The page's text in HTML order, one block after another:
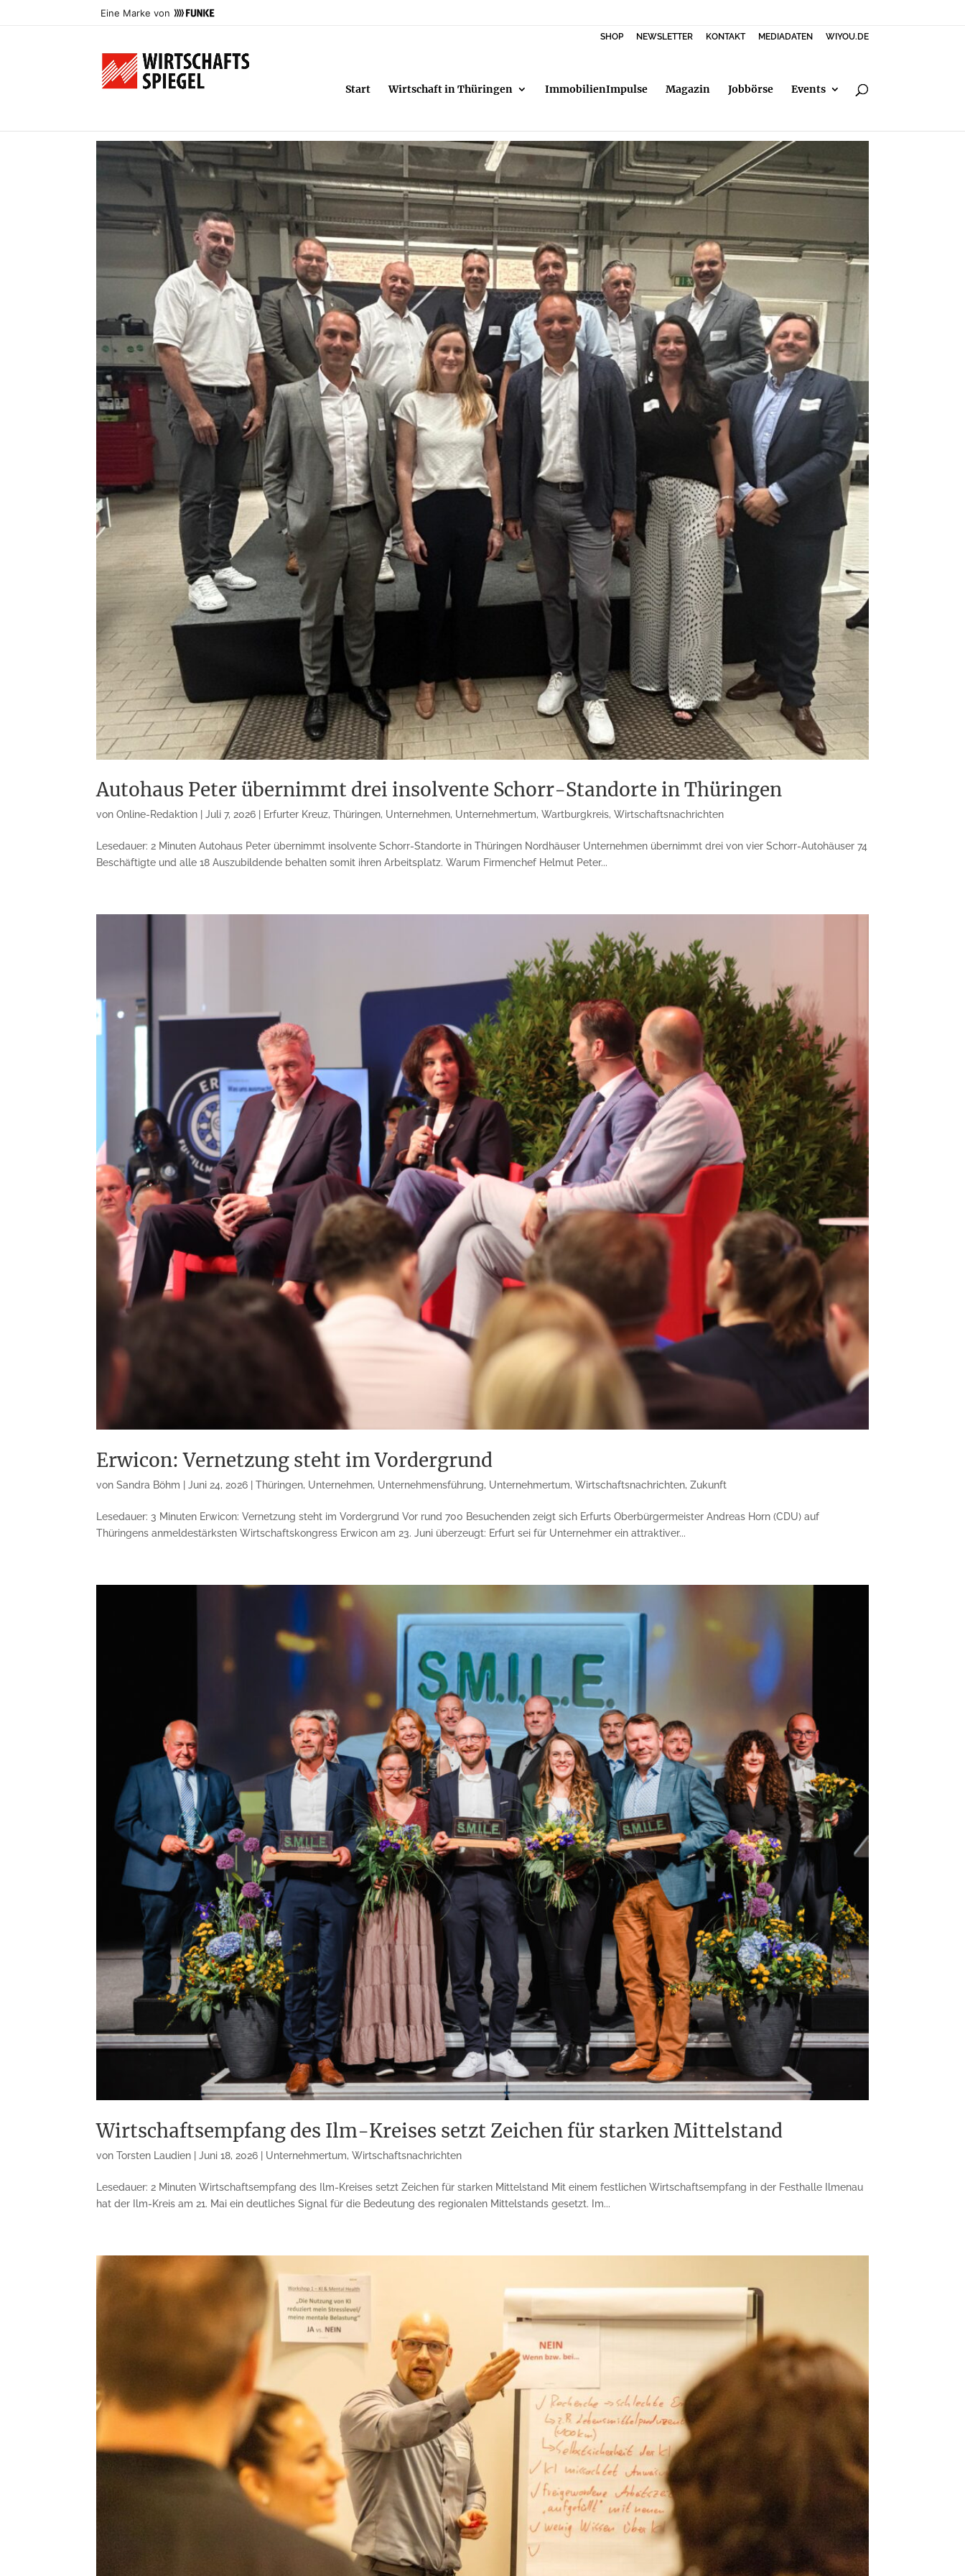
Eine Marke von
SHOP NEWSLETTER KONTAKT MEDIADATEN WIYOU.DE
Start Wirtschaft in Thüringen ImmobilienImpulse Magazin Jobbörse Events
Autohaus Peter übernimmt drei insolvente Schorr-Standorte in Thüringen
vonOnline-Redaktion |Juli 7, 2026 Erfurter Kreuz,Thüringen, Unternehmen, Unternehmertum,Wartburgkreis,Wirtschaftsnachrichten
Lesedauer: 2 Minuten Autohaus Peter übernimmt insolvente Schorr-Standorte in Thüringen Nordhäuser Unternehmen übernimmt drei von vier Schorr-Autohäuser 74
Beschäftigte und alle 18 Auszubildende behalten somit ihren Arbeitsplatz. Warum Firmenchef Helmut Peter...
Erwicon: Vernetzung steht im Vordergrund
vonSandra Böhm |Juni 24, 2026 |Thüringen, Unternehmen, Unternehmensführung, Unternehmertum,Wirtschaftsnachrichten,Zukunft
Lesedauer: 3 Minuten Erwicon: Vernetzung steht im Vordergrund Vor rund 700 Besuchenden zeigt sich Erfurts Oberbürgermeister Andreas Horn (CDU) auf
Thüringens anmeldestärksten Wirtschaftskongress Erwicon am 23. Juni überzeugt: Erfurt sei für Unternehmer ein attraktiver...
Wirtschaftsempfang des Ilm-Kreises setzt Zeichen für starken Mittelstand
vonTorsten Laudien |Juni 18, 2026 Unternehmertum,Wirtschaftsnachrichten
Lesedauer: 2 Minuten Wirtschaftsempfang des Ilm-Kreises setzt Zeichen für starken Mittelstand Mit einem festlichen Wirtschaftsempfang in der Festhalle Ilmenau
hat der Ilm-Kreis am 21. Mai ein deutliches Signal für die Bedeutung des regionalen Mittelstands gesetzt. Im...